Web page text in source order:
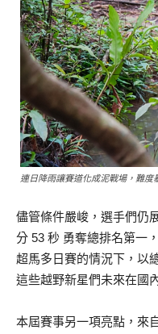
連日降雨讓賽道化成泥戰場，難度
儘管條件嚴峻，選手們仍
分 53 秒 勇奪總排名第一
超馬多日賽的情況下，以
這些越野新星們未來在國
本屆賽事另一項亮點，來